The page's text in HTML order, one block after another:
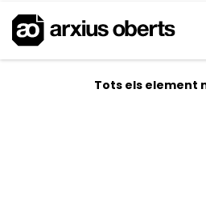
Tots els element